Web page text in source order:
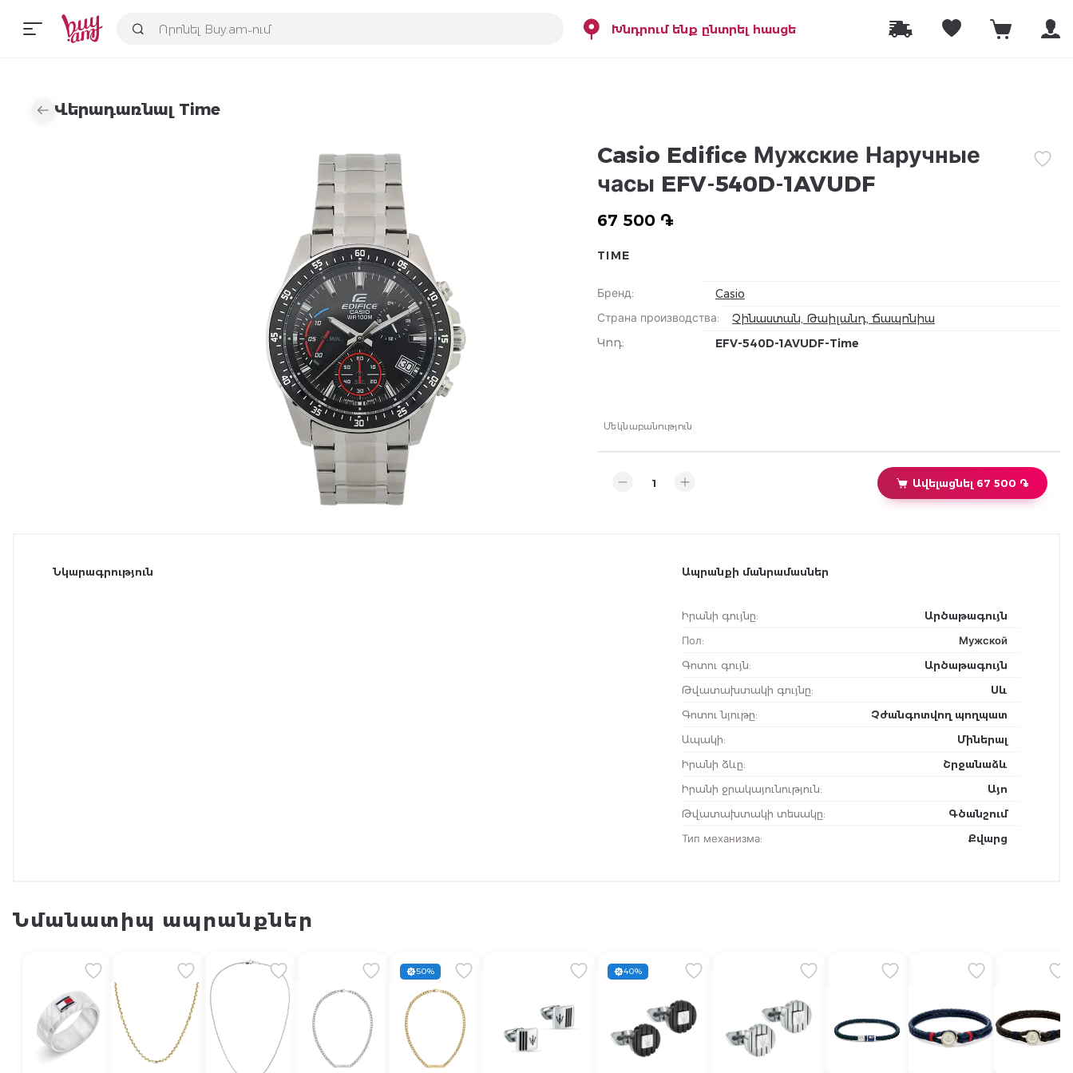
Խնդրում ենք ընտրել հասցե
Վերադառնալ Time
Casio Edifice Мужские Наручные
часы EFV-540D-1AVUDF
67 500 ֏
TIME
Бренд:
Casio
Страна производства:
Չինաստան, Թաիլանդ, Ճապոնիա
Կոդ: EFV-540D-1AVUDF-Time
Մեկնաբանություն
Ավելացնել 67 500 ֏
Նկարագրություն Ապրանքի մանրամասներ
Իրանի գույնը:
Արծաթագույն
Пол:
Мужской
Գոտու գույն:
Արծաթագույն
Թվատախտակի գույնը:
Սև
Գոտու նյութը:
Չժանգոտվող պողպատ
Ապակի:
Միներալ
Իրանի ձևը:
Շրջանաձև
Իրանի ջրակայունություն:
Այո
Թվատախտակի տեսակը:
Գծանշում
Тип механизма: Քվարց
Նմանատիպ ապրանքներ
50% 40%